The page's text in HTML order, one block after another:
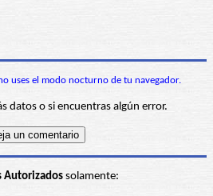
uses el modo nocturno de tu navegador.
datos o si encuentras algún error.
Autorizadossolamente: